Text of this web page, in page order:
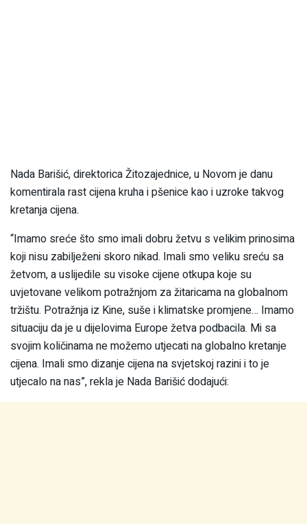
Nada Barišić, direktorica Žitozajednice, u Novom je danu
komentirala rast cijena kruha i pšenice kao i uzroke takvog
kretanja cijena.
“Imamo sreće što smo imali dobru žetvu s velikim prinosima
koji nisu zabilježeni skoro nikad. Imali smo veliku sreću sa
žetvom, a uslijedile su visoke cijene otkupa koje su
uvjetovane velikom potražnjom za žitaricama na globalnom
tržištu. Potražnja iz Kine, suše i klimatske promjene… Imamo
situaciju da je u dijelovima Europe žetva podbacila. Mi sa
svojim količinama ne možemo utjecati na globalno kretanje
cijena. Imali smo dizanje cijena na svjetskoj razini i to je
utjecalo na nas”, rekla je Nada Barišić dodajući: